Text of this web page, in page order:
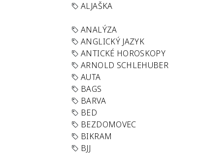
ALJAŠKA
ANALÝZA
ANGLICKÝ JAZYK
ANTICKÉ HOROSKOPY
ARNOLD SCHLEHUBER
AUTA
BAGS
BARVA
BED
BEZDOMOVEC
BIKRAM
BJJ